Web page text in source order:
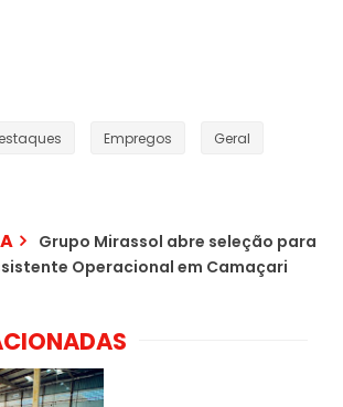
Empregos Geral
Grupo Mirassol abre seleção para
Operacional em Camaçari